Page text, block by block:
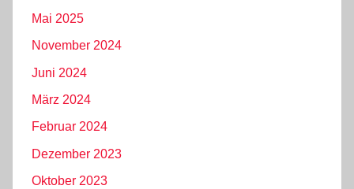
Mai 2025
November 2024
Juni 2024
März 2024
Februar 2024
Dezember 2023
Oktober 2023